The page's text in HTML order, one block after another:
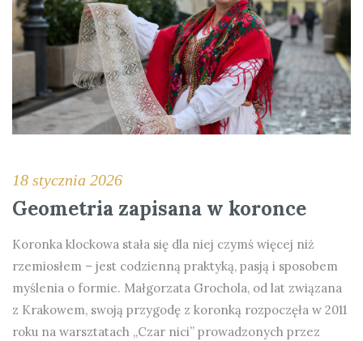
18 stycznia 2026
Geometria zapisana w koronce
Koronka klockowa stała się dla niej czymś więcej niż
rzemiosłem – jest codzienną praktyką, pasją i sposobem
myślenia o formie. Małgorzata Grochola, od lat związana
z Krakowem, swoją przygodę z koronką rozpoczęła w 2011
roku na warsztatach „Czar nici” prowadzonych przez